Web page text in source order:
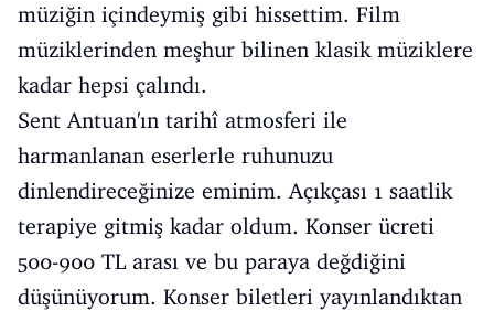
müziğin içindeymiş gibi hissettim. Film
müziklerinden meşhur bilinen klasik müziklere
kadar hepsi çalındı.
Sent Antuan'ın tarihî atmosferi ile
harmanlanan eserlerle ruhunuzu
dinlendireceğinize eminim. Açıkçası 1 saatlik
terapiye gitmiş kadar oldum. Konser ücreti
500-900 TL arası ve bu paraya değdiğini
düşünüyorum. Konser biletleri yayınlandıktan